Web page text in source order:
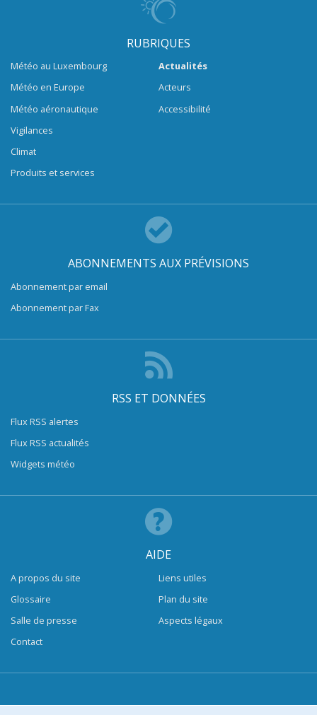
RUBRIQUES
Météo au Luxembourg
Météo en Europe
Météo aéronautique
Vigilances
Climat
Produits et services
Actualités
Acteurs
Accessibilité
ABONNEMENTS AUX PRÉVISIONS
Abonnement par email
Abonnement par Fax
RSS ET DONNÉES
Flux RSS alertes
Flux RSS actualités
Widgets météo
AIDE
A propos du site
Glossaire
Salle de presse
Contact
Liens utiles
Plan du site
Aspects légaux